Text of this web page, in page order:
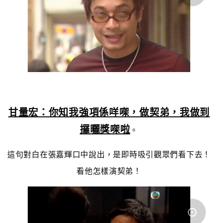
甘量宏：你知我強項係咩㗎，做契弟，我做到
攞曬獎㗎啦 。
這句對白在張嘉輝口中說出，是即時吸引觀眾們看下去！
看他怎樣演契弟！